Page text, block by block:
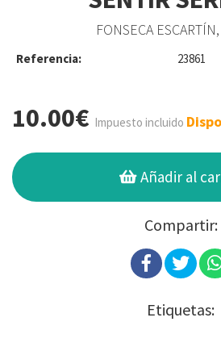
FONSECA
Referencia: 23861
10.00€ Impuesto incluido
Añadir al
Compartir:
Etiquetas: